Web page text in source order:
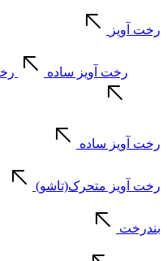
رخت آویز
رخت آویز ساده
رخت آویز ساده
رخت آویز متحرک(تاشو)
بندرخت